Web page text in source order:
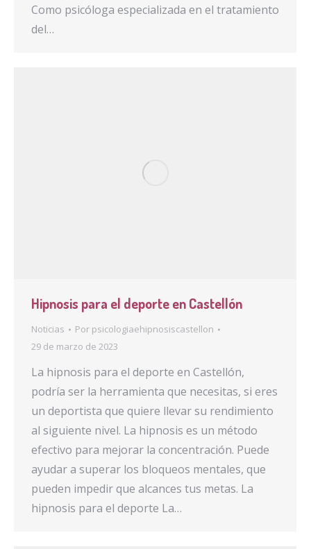
Como psicóloga especializada en el tratamiento
del…
Hipnosis para el deporte en Castellón
Noticias Por psicologiaehipnosiscastellon
29 de marzo de 2023
La hipnosis para el deporte en Castellón,
podría ser la herramienta que necesitas, si eres
un deportista que quiere llevar su rendimiento
al siguiente nivel. La hipnosis es un método
efectivo para mejorar la concentración. Puede
ayudar a superar los bloqueos mentales, que
pueden impedir que alcances tus metas. La
hipnosis para el deporte La…